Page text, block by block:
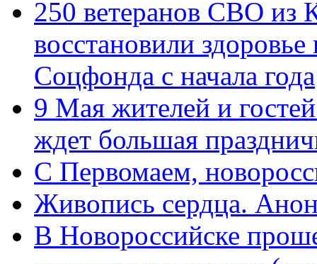
250 ветеранов СВО из
восстановили
Соцфонда с начала года
9 Мая жителей и
ждет большая
C Первомаем,
Живопись сердца.
В Новороссийске